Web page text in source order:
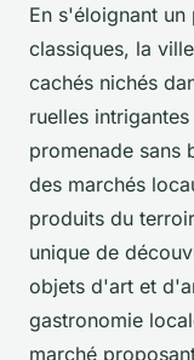
En s'éloignant un
classiques, la
cachés nichés
ruelles
promenade sans
des marchés
produits du
unique de
objets d'art et
gastronomie
marché